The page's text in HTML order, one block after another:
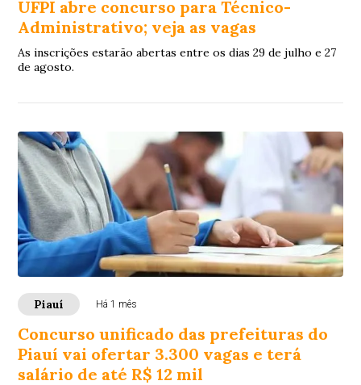
UFPI abre concurso para Técnico-
Administrativo; veja as vagas
As inscrições estarão abertas entre os dias 29 de julho e 27
de agosto.
Piauí Há 1 mês
Concurso unificado das prefeituras do
Piauí vai ofertar 3.300 vagas e terá
salário de até R$ 12 mil